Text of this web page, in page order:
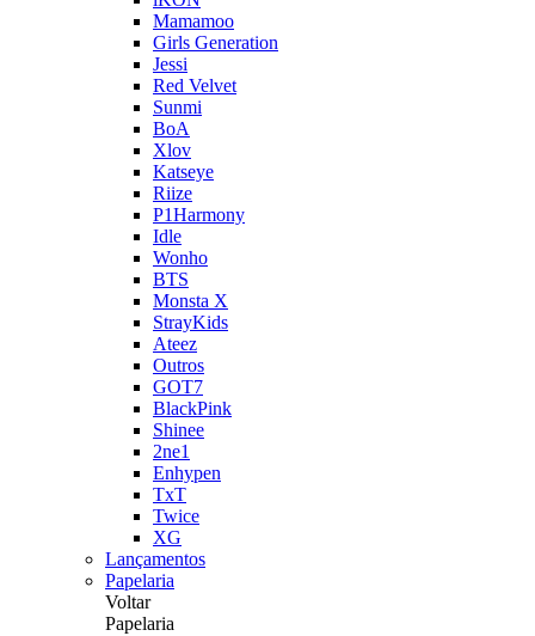
Mamamoo
Girls Generation
Jessi
Red Velvet
Sunmi
BoA
Xlov
Katseye
Riize
P1Harmony
Idle
Wonho
BTS
Monsta X
StrayKids
Ateez
Outros
GOT7
BlackPink
Shinee
2ne1
Enhypen
TxT
Twice
XG
Lançamentos
Papelaria
Voltar
Papelaria